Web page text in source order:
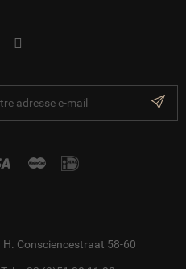
H. Consciencestraat 58-60